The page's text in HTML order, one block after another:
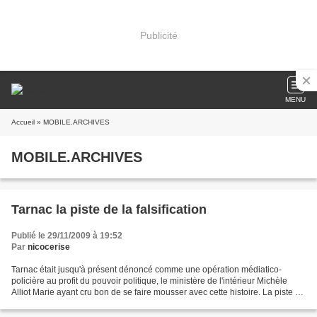
Publicité
MENU
Accueil » MOBILE.ARCHIVES
MOBILE.ARCHIVES
Tarnac la piste de la falsification
Publié le 29/11/2009 à 19:52
Par nicocerise
Tarnac était jusqu'à présent dénoncé comme une opération médiatico-
policière au profit du pouvoir politique, le ministère de l'intérieur Michèle
Alliot Marie ayant cru bon de se faire mousser avec cette histoire. La piste de